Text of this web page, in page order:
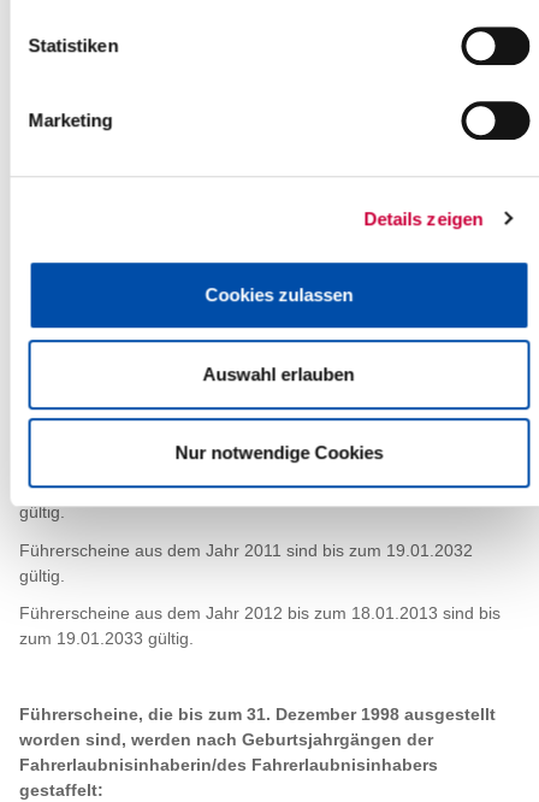
Statistiken
Marketing
Details zeigen
Cookies zulassen
Auswahl erlauben
Nur notwendige Cookies
zum 19.01.2013 ausgestellter Führerscheine:
19.01.2027 gültig.
Führerscheine aus dem Jahr 2005 bis 2007 sind bis zum
19.01.2028 gültig.
Führerscheine aus dem Jahr 2009 sind bis zum 19.01.2030
Führerscheine aus dem Jahr 2010 sind bis zum 19.01.2031
gültig.
Führerscheine aus dem Jahr 2011 sind bis zum 19.01.2032
gültig.
Führerscheine aus dem Jahr 2012 bis zum 18.01.2013 sind bis
zum 19.01.2033 gültig.
Führerscheine, die bis zum 31. Dezember 1998 ausgestellt
worden sind, werden nach Geburtsjahrgängen der
Fahrerlaubnisinhaberin/des Fahrerlaubnisinhabers
gestaffelt: